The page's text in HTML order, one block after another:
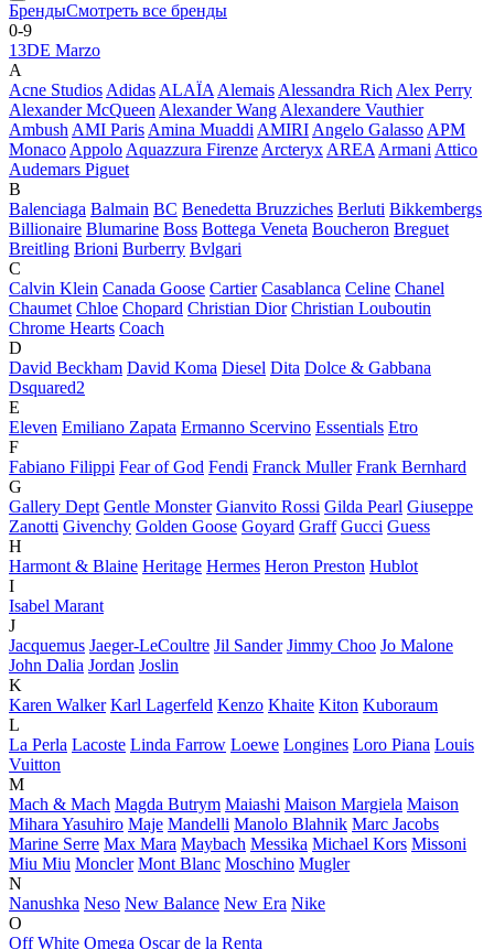
БрендыСмотреть все бренды
0-9
13DE Marzo
A
Acne StudiosAdidasALAÏAAlemaisAlessandra RichAlex Perry
Alexander McQueenAlexander WangAlexandere Vauthier
AmbushAMI ParisAmina MuaddiAMIRIAngelo GalassoAPM
MonacoAppoloAquazzura FirenzeArcteryxAREAArmaniAttico
Audemars Piguet
B
Balenciaga Balmain BC Benedetta Bruzziches Berluti Bikkembergs
Billionaire Blumarine Boss Bottega Veneta Boucheron Breguet
Breitling Brioni Burberry Bvlgari
C
Calvin Klein Canada Goose Cartier Casablanca Celine Chanel
Chaumet Chloe Chopard Christian Dior Christian Louboutin
Chrome Hearts Coach
D
David Beckham David Koma Diesel Dita Dolce & Gabbana
Dsquared2
E
Eleven Emiliano Zapata Ermanno Scervino Essentials Etro
F
Fabiano Filippi Fear of God Fendi Franck Muller Frank Bernhard
G
Gallery Dept Gentle Monster Gianvito Rossi Gilda Pearl Giuseppe
Zanotti Givenchy Golden Goose Goyard Graff Gucci Guess
H
Harmont & Blaine Heritage Hermes Heron Preston Hublot
I
Isabel Marant
J
Jacquemus Jaeger-LeCoultre Jil Sander Jimmy Choo Jo Malone
John Dalia Jordan Joslin
K
Karen Walker Karl Lagerfeld Kenzo Khaite Kiton Kuboraum
L
La Perla Lacoste Linda Farrow Loewe Longines Loro Piana Louis
Vuitton
M
Mach & Mach Magda Butrym Maiashi Maison Margiela Maison
Mihara Yasuhiro Maje Mandelli Manolo Blahnik Marc Jacobs
Marine Serre Max Mara Maybach Messika Michael Kors Missoni
Miu Miu Moncler Mont Blanc Moschino Mugler
N
Nanushka Neso New Balance New Era Nike
O
Off White Omega Oscar de la Renta